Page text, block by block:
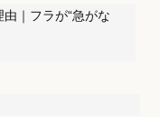
｜フラが“急がな